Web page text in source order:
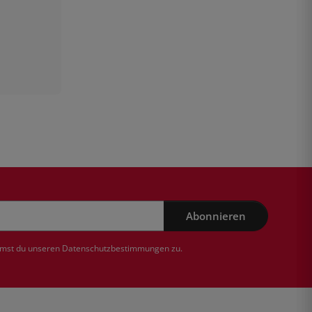
Abonnieren
du unseren Datenschutzbestimmungenzu.